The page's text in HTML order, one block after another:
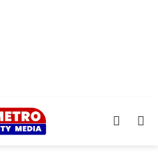
Log